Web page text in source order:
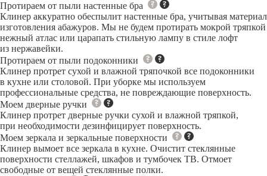
Протираем от пыли настенные бра
Клинер аккуратно обеспылит настенные бра, учитывая материал
изготовления абажуров. Мы не будем протирать мокрой тряпкой
нежный атлас или царапать стильную лампу в стиле лофт
из нержавейки.
Протираем от пыли подоконники
Клинер протрет сухой и влажной тряпочкой все подоконники
в кухне или столовой. При уборке мы используем
профессиональные средства, не повреждающие поверхность.
Моем дверные ручки
Клинер протрет дверные ручки сухой и влажной тряпкой,
при необходимости дезинфицирует поверхность.
Моем зеркала и зеркальные поверхности
Клинер вымоет все зеркала в кухне. Очистит стеклянные
поверхности стеллажей, шкафов и тумбочек ТВ. Отмоет
свободные от вещей стеклянные полки.